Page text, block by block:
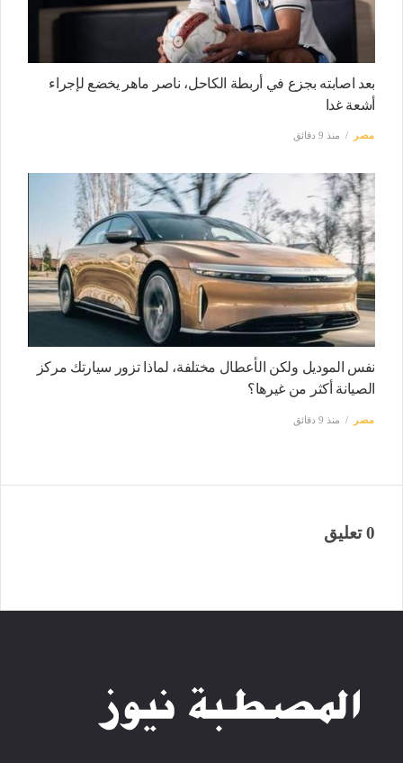
بعد اصابته بجزع في أربطة الكاحل، ناصر ماهر يخضع لإجراء
أشعة غدا
مصر منذ 9 دقائق
نفس الموديل ولكن الأعطال مختلفة، لماذا تزور سيارتك مركز
الصيانة أكثر من غيرها؟
مصر منذ 9 دقائق
0 تعليق